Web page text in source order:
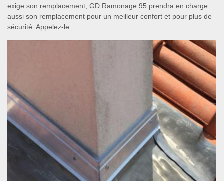
exige son remplacement, GD Ramonage 95 prendra en charge
aussi son remplacement pour un meilleur confort et pour plus de
sécurité. Appelez-le.